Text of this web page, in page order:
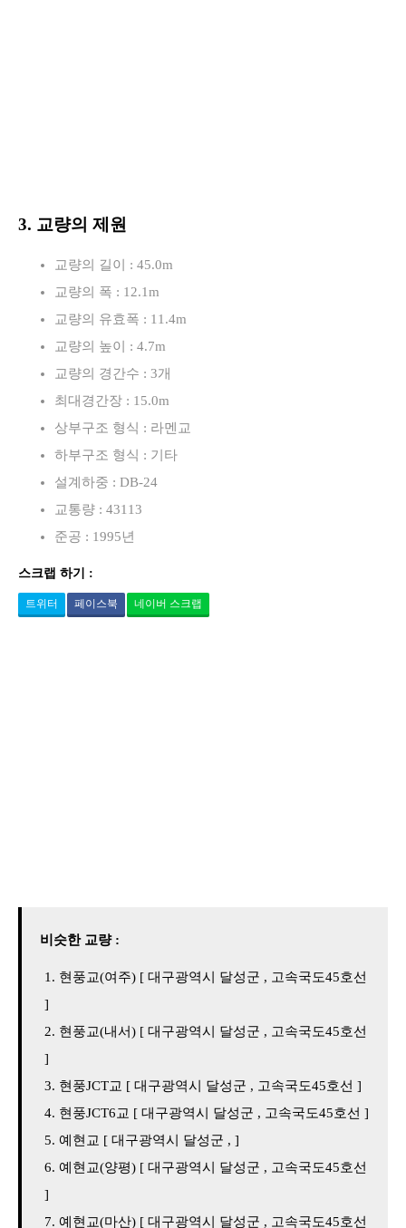
3. 교량의 제원
교량의 길이 : 45.0m
교량의 폭 : 12.1m
교량의 유효폭 : 11.4m
교량의 높이 : 4.7m
교량의 경간수 : 3개
최대경간장 : 15.0m
상부구조 형식 : 라멘교
하부구조 형식 : 기타
설계하중 : DB-24
교통량 : 43113
준공 : 1995년
스크랩 하기 :
트위터 페이스북 네이버 스크랩
비슷한 교량 :
현풍교(여주) [ 대구광역시 달성군 , 고속국도45호선
]
현풍교(내서) [ 대구광역시 달성군 , 고속국도45호선
]
현풍JCT교 [ 대구광역시 달성군 , 고속국도45호선 ]
현풍JCT6교 [ 대구광역시 달성군 , 고속국도45호선 ]
예현교 [ 대구광역시 달성군 , ]
예현교(양평) [ 대구광역시 달성군 , 고속국도45호선
]
예현교(마산) [ 대구광역시 달성군 , 고속국도45호선